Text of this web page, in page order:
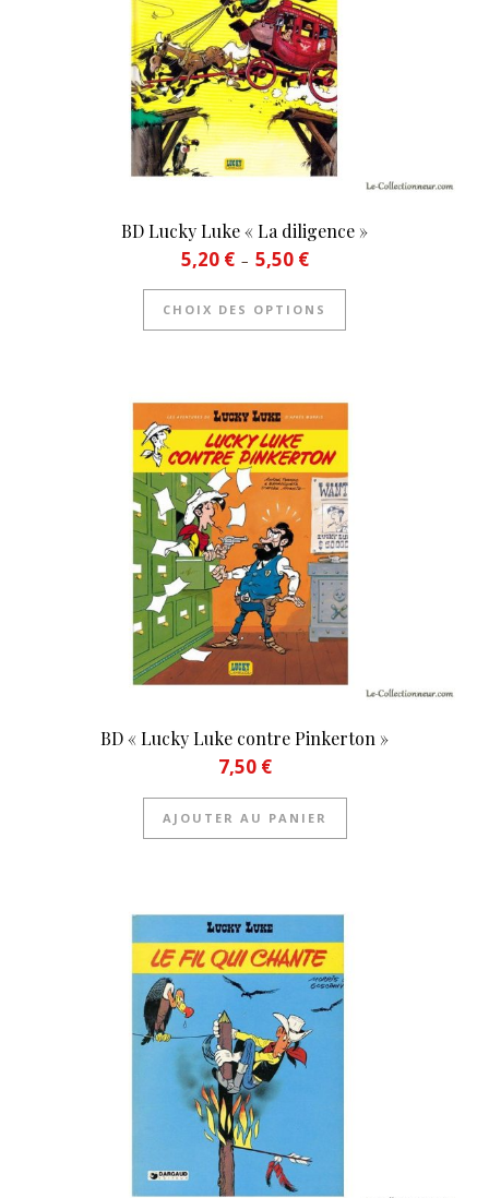
BD Lucky Luke « La diligence »
5,20 € – 5,50 €Plage de prix : 5,20 € à 5,50
CHOIX DES OPTIONS
Ce produit a
BD « Lucky Luke contre Pinkerton »
7,50 €
AJOUTER AU PANIER